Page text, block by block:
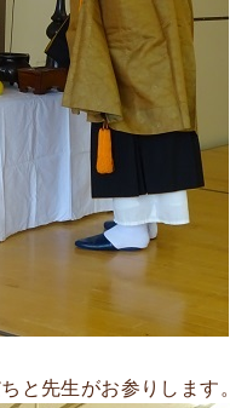
と先生がお参りします。